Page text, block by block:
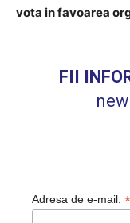
vota in favoarea
FII
Adresa de e-mail. *